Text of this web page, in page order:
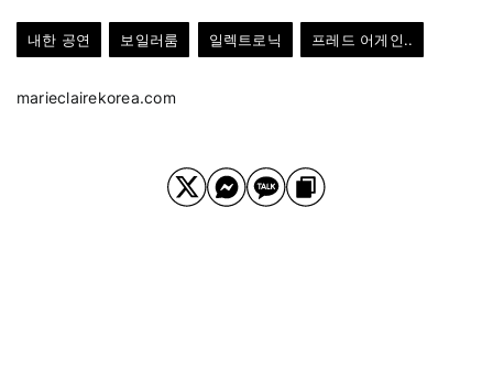
내한 공연 보일러룸 일렉트로닉 프레드 어게인..
marieclairekorea.com